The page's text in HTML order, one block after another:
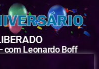
com Leonardo Boff